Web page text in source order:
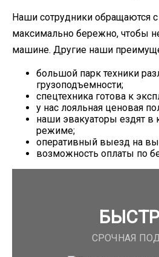
Наши сотрудники обращаются
максимально бережно, чтобы
машине. Другие наши
большой парк техники
грузоподъемности;
спецтехника готова к
у нас лояльная ценовая
наши эвакуаторы ездят в
режиме;
оперативный выезд на
возможность оплаты по
СРОЧНАЯ